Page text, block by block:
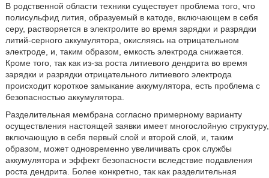
В родственной области техники существует проблема того, что
полисульфид лития, образуемый в катоде, включающем в себя
серу, растворяется в электролите во время зарядки и разрядки
литий-серного аккумулятора, окисляясь на отрицательном
электроде, и, таким образом, емкость электрода снижается.
Кроме того, так как из-за роста литиевого дендрита во время
зарядки и разрядки отрицательного литиевого электрода
происходит короткое замыкание аккумулятора, есть проблема с
безопасностью аккумулятора.
Разделительная мембрана согласно примерному варианту
осуществления настоящей заявки имеет многослойную структуру,
включающую в себя первый слой и второй слой, и, таким
образом, может одновременно увеличивать срок службы
аккумулятора и эффект безопасности вследствие подавления
роста дендрита. Более конкретно, так как разделительная